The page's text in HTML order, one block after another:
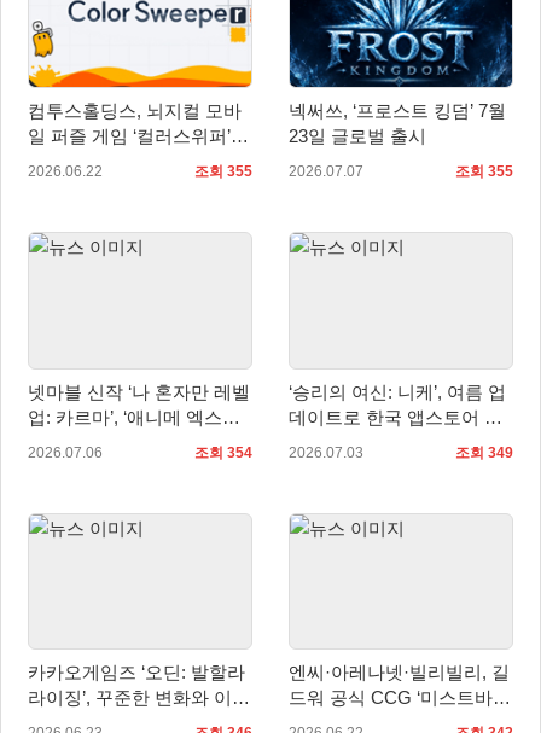
컴투스홀딩스, 뇌지컬 모바
일 퍼즐 게임 ‘컬러스위퍼’ 7
월 2일 글로벌 출시
2026.06.22 조회 355
넥써쓰, ‘프로스트 킹덤’ 7월
23일 글로벌 출시
2026.07.07 조회 355
넷마블 신작 ‘나 혼자만 레벨
업: 카르마’, ‘애니메 엑스포
2026’서 신규 PV 영상 등 공
2026.07.06 조회 354
‘승리의 여신: 니케’, 여름 업
데이트로 한국 앱스토어 매
출 1위 탈환…일본•대만도 2
2026.07.03 조회 349
카카오게임즈 ‘오딘: 발할라
라이징’, 꾸준한 변화와 이용
자 중심 운영으로 맞은 5주
엔씨·아레나넷·빌리빌리, 길
드워 공식 CCG ‘미스트바운
드’ 글로벌 첫 공개